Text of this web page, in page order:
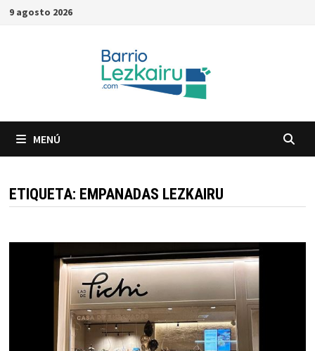
Saltar
9 agosto 2026
MENÚ
ETIQUETA: EMPANADAS LEZKAIRU